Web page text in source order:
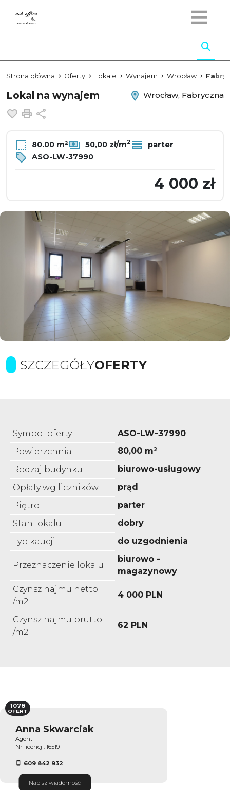
Strona główna Oferty Lokale Wynajem Wrocław
Lokal na wynajem
Wrocław, Fabryczna
Dodaj do ulubionych
Drukuj
80.00 m² 50,00 zł/m2
parter
ASO-LW-37990
4 000 zł
SZCZEGÓŁYOFERTY
Symbol oferty
ASO-LW-37990
Powierzchnia
80,00 m²
Rodzaj budynku
biurowo-usługowy
Opłaty wg liczników
prąd
Piętro
parter
Stan lokalu
dobry
Typ kaucji
do uzgodnienia
Przeznaczenie lokalu
biurowo -
magazynowy
Czynsz najmu netto
/m2
4 000 PLN
Czynsz najmu brutto
/m2
62 PLN
Anna Skwarciak
Agent
Nr licencji: 16519
609 842 932
Napisz wiadomość
1078
OFERT